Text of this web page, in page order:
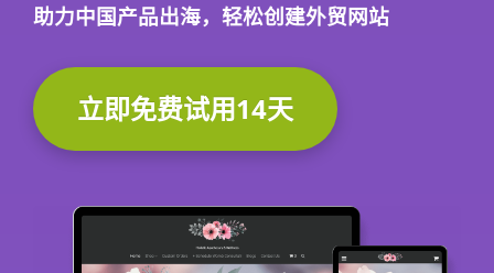
助力中国产品出海，轻松创建外贸网站
立即免费试用14天